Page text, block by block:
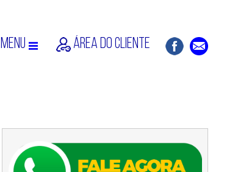
ÁREA DO CLIENTE
MENU